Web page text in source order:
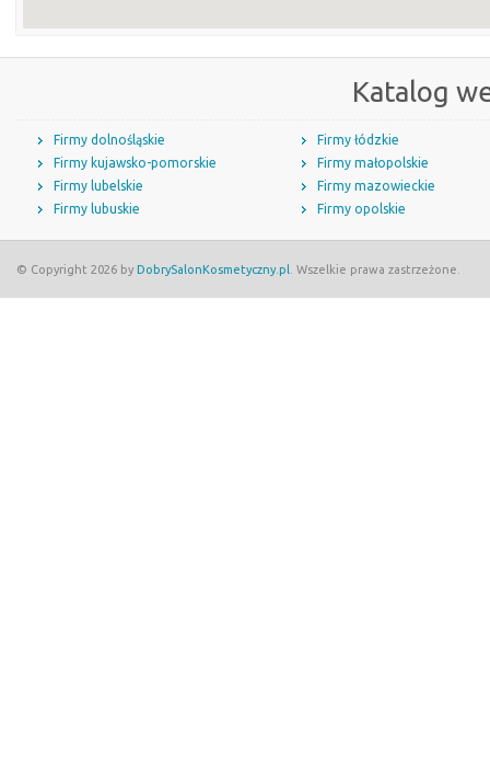
Katalog
Firmy dolnośląskie
Firmy kujawsko-pomorskie
Firmy lubelskie
Firmy lubuskie
Firmy łódzkie
Firmy małopolskie
Firmy mazowieckie
Firmy opolskie
© Copyright 2026 by DobrySalonKosmetyczny.pl . Wszelkie prawa zastrzeżone.